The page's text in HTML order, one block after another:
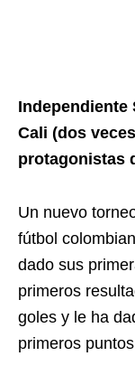
Independiente
Cali (dos
protagonistas
Un nuevo
fútbol
dado sus
primeros
goles y le ha
primeros